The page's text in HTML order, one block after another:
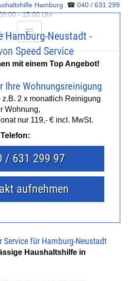
☎ 040 / 631 299
- 15:00 Uhr
≡
HOME
EINHOLEN
Hamburg-Neustadt -
Speed Service
mit einem Top Angebot!
Wohnungsreinigung
z.B. 2 x monatlich Reinigung
Wohnung,
nur 119,- € incl. MwSt.
Telefon:
631 299 97
aufnehmen
Service für Hamburg-Neustadt
Haushaltshilfe in